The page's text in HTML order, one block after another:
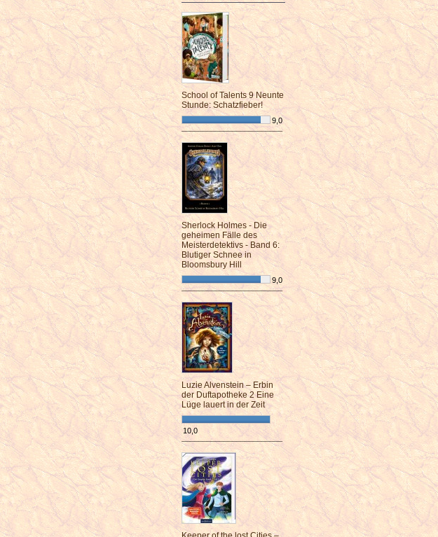
School of Talents 9 Neunte
Stunde: Schatzfieber!
9,0
¯¯¯¯¯¯¯¯¯¯¯¯¯¯¯¯¯¯¯¯¯¯¯¯
Sherlock Holmes - Die
geheimen Fälle des
Meisterdetektivs - Band 6:
Blutiger Schnee in
Bloomsbury Hill
9,0
¯¯¯¯¯¯¯¯¯¯¯¯¯¯¯¯¯¯¯¯¯¯¯¯
Luzie Alvenstein – Erbin
der Duftapotheke 2 Eine
Lüge lauert in der Zeit
10,0
¯¯¯¯¯¯¯¯¯¯¯¯¯¯¯¯¯¯¯¯¯¯¯¯